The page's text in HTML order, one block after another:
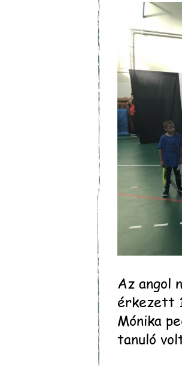
Az angol
érkezett
Mónika
tanuló